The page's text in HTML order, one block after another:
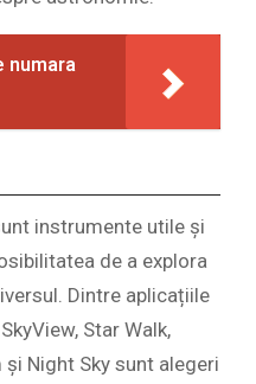
numara
instrumente utile și
de a explora
Dintre aplicațiile
Star Walk,
și Night Sky sunt alegeri